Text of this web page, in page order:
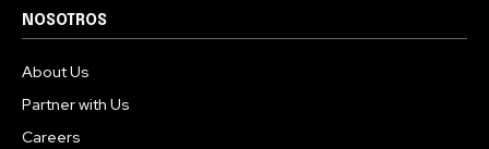
NOSOTROS
About Us
Partner with Us
Careers